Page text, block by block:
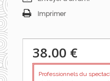
Imprimer
38.00 €
Professionnels du